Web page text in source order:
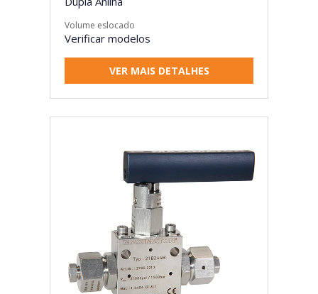
Volume eslocado
Verificar modelos
VER MAIS DETALHES